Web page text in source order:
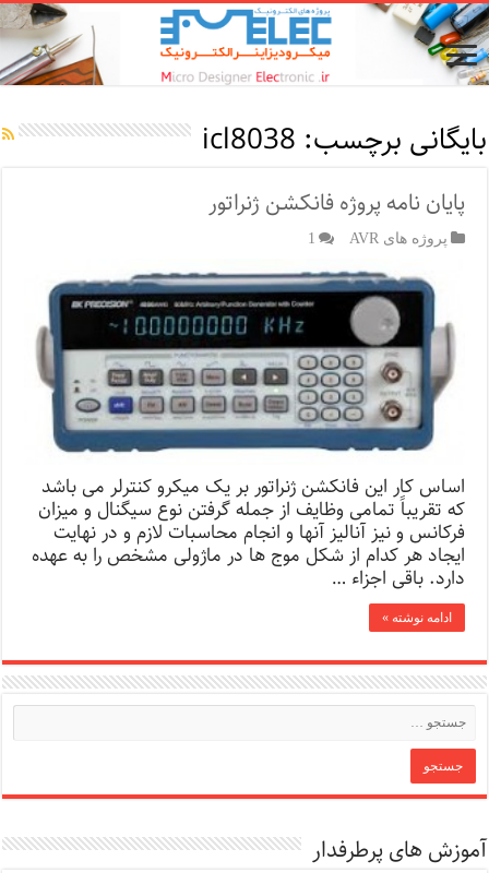
بایگانی برچسب: icl8038
پایان نامه پروژه فانکشن ژنراتور
پروژه های AVR 1
اساس کار این فانكشن ژنراتور بر یک میکرو کنترلر می باشد
که تقریباً تمامی وظایف از جمله گرفتن نوع سیگنال و میزان
فرکانس و نیز آنالیز آنها و انجام محاسبات لازم و در نهایت
ایجاد هر کدام از شکل موج ها در ماژولی مشخص را به عهده
دارد. باقی اجزاء …
ادامه نوشته »
آموزش های پرطرفدار